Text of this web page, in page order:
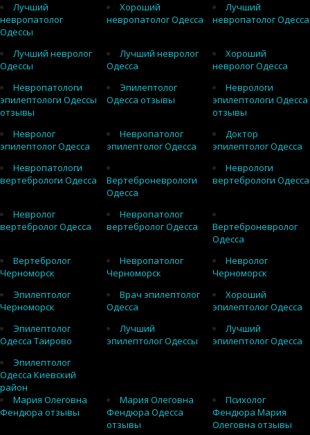
Лучший
невропатолог
Одессы
Хороший
невропатолог Одесса
Лучший
невропатолог Одесса
Лучший невролог
Одессы
Лучший невролог
Одесса
Хороший
невролог Одесса
Невропатологи
эпилептологи Одессы
отзывы
Эпилептолог
Одесса отзывы
Неврологи
эпилептологи Одесса
отзывы
Невролог
эпилептолог Одесса
Невропатолог
эпилептолог Одесса
Доктор
эпилептолог Одесса
Невропатологи
вертебрологи Одесса
Вертеброневрологи
Одесса
Неврологи
вертебрологи Одесса
Невролог
вертебролог Одесса
Невропатолог
вертебролог Одесса
Вертеброневролог
Одесса
Вертебролог
Черноморск
Невропатолог
Черноморск
Невролог
Черноморск
Эпилептолог
Черноморск
Врач эпилептолог
Одесса
Хороший
эпилептолог Одесса
Эпилептолог
Одесса Таирово
Лучший
эпилептолог Одессы
Лучший
эпилептолог Одесса
Эпилептолог
Одесса Киевский
район
Мария Олеговна
Фендюра отзывы
Мария Олеговна
Фендюра Одесса
отзывы
Психолог
Фендюра Мария
Олеговна отзывы